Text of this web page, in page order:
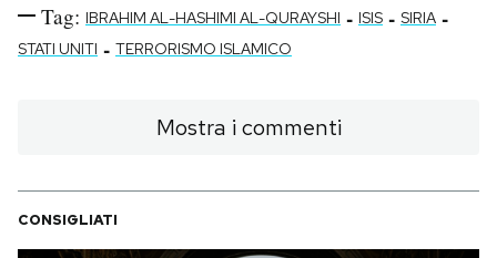
Tag: IBRAHIM AL-HASHIMI AL-QURAYSHI - ISIS - SIRIA -
STATI UNITI - TERRORISMO ISLAMICO
Mostra i commenti
CONSIGLIATI